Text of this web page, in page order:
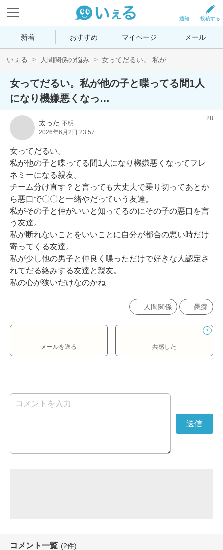
投稿する
通知
新着 おすすめ マイページ メール
いぇる 人間関係の悩み 女ってだるい。 私が...
女ってだるい。私が他の子と喋ってる間1人
になり機嫌悪くなっ…
太った 不明
2026年6月2日 23:57
28
女ってだるい。
私が他の子と喋ってる間1人になり機嫌悪くなってフレ
ネミーになる親友。
チーム分け直す？と言っても大丈夫で乗り切ってあとか
ら悪口で〇〇と一緒やだっていう友達。
私がその子と仲がいいと知ってるのにその子の悪口を言
う友達。
私が断れないことをいいことに自分が都合の悪い時だけ
寄ってくる友達。
私が少し他の男子と仲良く喋っただけで好きな人認定さ
れてだる絡みする友達と親友。
私の心が狭いだけなのかね
人間関係 愚痴
メールを送る
1
共感した
コメント一覧 (2件)